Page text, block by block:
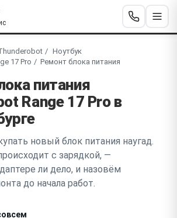
Ноутбук
17 Pro
Ремонт блока питания
питания
Range 17 Pro в
новый блок питания наугад.
с зарядкой, —
ли дело, и назовём
до начала работ.